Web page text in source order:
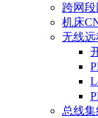
跨网
机床
无线
总线